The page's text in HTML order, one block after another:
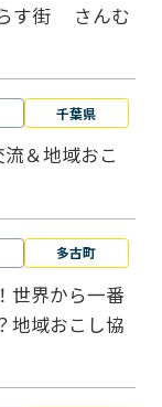
らす街 さんむ
千葉県
＆地域おこ
多古町
世界から一番
地域おこし協